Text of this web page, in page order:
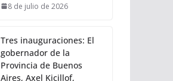
8 de julio de 2026
Tres inauguraciones: El
gobernador de la
Provincia de Buenos
Aires, Axel Kicillof,